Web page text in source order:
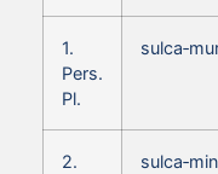
1.
Pers.
Pl.
2.